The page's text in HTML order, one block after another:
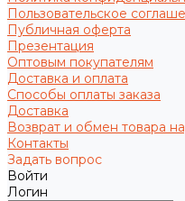
Пользовательское
Публичная оферта
Презентация
Оптовым покупателям
Доставка и оплата
Способы оплаты заказа
Доставка
Возврат и обмен товара
Контакты
Задать вопрос
Войти
Логин